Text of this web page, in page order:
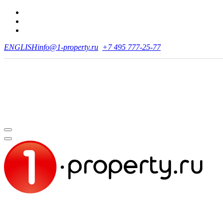
ENGLISHinfo@1-property.ru +7 495 777-25-77